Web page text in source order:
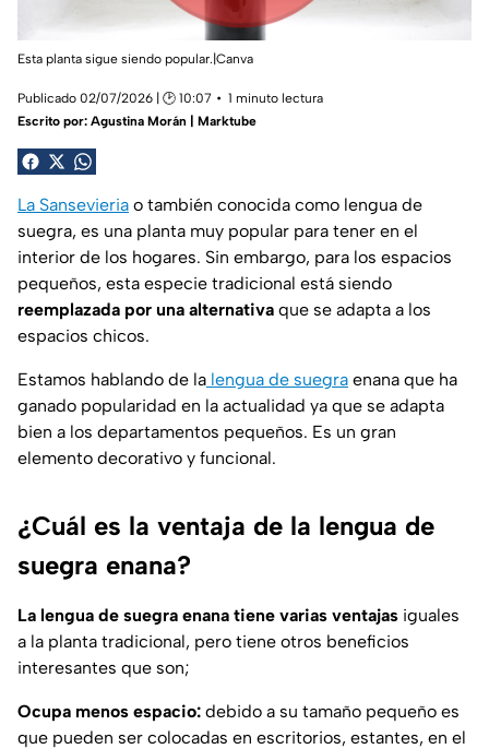
Esta planta sigue siendo popular.|Canva
Publicado 02/07/2026 | 🕑 10:07
1 minuto lectura
Escrito por: Agustina Morán | Marktube
La Sansevieria o también conocida como lengua de
suegra, es una planta muy popular para tener en el
interior de los hogares. Sin embargo, para los espacios
pequeños, esta especie tradicional está siendo
reemplazada por una alternativa que se adapta a los
espacios chicos.
Estamos hablando de la lengua de suegra enana que ha
ganado popularidad en la actualidad ya que se adapta
bien a los departamentos pequeños. Es un gran
elemento decorativo y funcional.
¿Cuál es la ventaja de la lengua de
suegra enana?
La lengua de suegra enana tiene varias ventajas iguales
a la planta tradicional, pero tiene otros beneficios
interesantes que son;
Ocupa menos espacio: debido a su tamaño pequeño es
que pueden ser colocadas en escritorios, estantes, en el